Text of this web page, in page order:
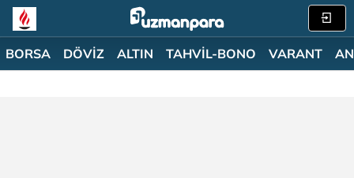
BORSA DÖVİZ ALTIN TAHVİL-BONO VARANT